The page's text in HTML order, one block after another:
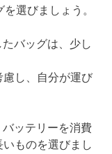
選びましょう。
バッグは、少し
し、自分が運び
ッテリーを消費
ものを選びまし